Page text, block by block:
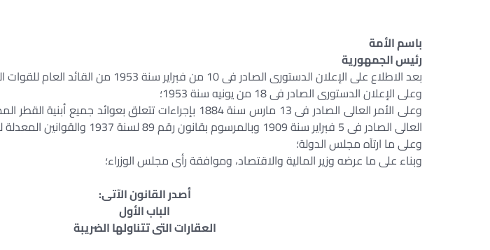
باسم الأمة
رئيس الجمهورية
بعد الاطلاع على الإعلان الدستورى الصادر فى 10 من فبراير سنة 1953 من القائد العام للقوات المسلحة وقائد ثورة الجيش؛
وعلى الإعلان الدستورى الصادر فى 18 من يونيه سنة 1953؛
وعلى الأمر العالى الصادر فى 13 مارس سنة 1884 بإجراءات تتعلق بعوائد
العالى الصادر فى 5 فبراير سنة 1909 وبالمرسوم بقانون رقم 89 لسنة 1937 والقوانين المعدلة له؛
وعلى ما ارتآه مجلس الدولة؛
وبناء على ما عرضه وزير المالية والاقتصاد، وموافقة رأى مجلس الوزراء؛
أصدر القانون الآتى:
الباب الأول
العقارات التى تتناولها الضريبة